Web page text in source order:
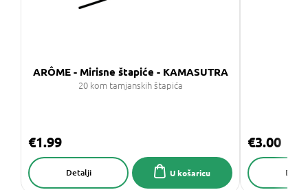
ARÔME - Mirisne štapiće - KAMASUTRA
20 kom tamjanskih štapića
€1.99
U košaricu
Detalji
€3.00